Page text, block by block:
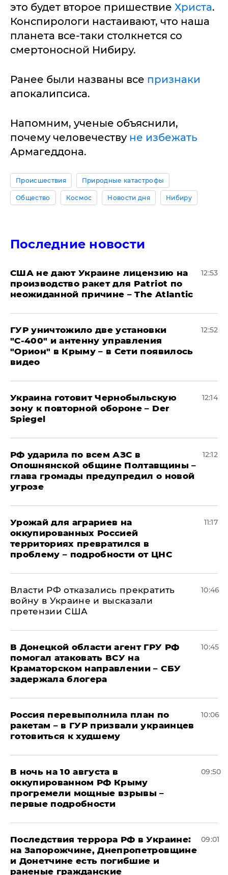
это будет второе пришествие Христа.
Конспирологи настаивают, что наша
планета все-таки столкнется со
смертоносной Нибиру.
Ранее были названы все признаки
апокалипсиса.
Напомним, ученые объяснили,
почему человечеству не избежать
Армагеддона.
Происшествия Природные катастрофы
Общество Космос Новости дня Нибиру
Последние новости
США не дают Украине лицензию на
производство ракет для Patriot по
неожиданной причине – The Atlantic
12:53
ГУР уничтожило две установки
"С‑400" и антенну управления
"Орион" в Крыму – в Сети появилось
видео
12:52
Украина готовит Чернобыльскую
зону к повторной обороне – Der
Spiegel
12:14
РФ ударила по всем АЗС в
Опошнянской общине Полтавщины –
глава громады предупредил о новой
угрозе
12:12
Урожай для аграриев на
оккупированных Россией
территориях превратился в
проблему – подробности от ЦНС
11:17
Власти РФ отказались прекратить
войну в Украине и высказали
претензии США
10:46
В Донецкой области агент ГРУ РФ
помогал атаковать ВСУ на
Краматорском направлении – СБУ
задержала блогера
10:45
Россия перевыполнила план по
ракетам – в ГУР призвали украинцев
готовиться к худшему
10:06
В ночь на 10 августа в
оккупированном РФ Крыму
прогремели мощные взрывы –
первые подробности
09:50
Последствия террора РФ в Украине:
на Запорожчине, Днепропетровщине
и Донетчине есть погибшие и
раненые гражданские
09:01